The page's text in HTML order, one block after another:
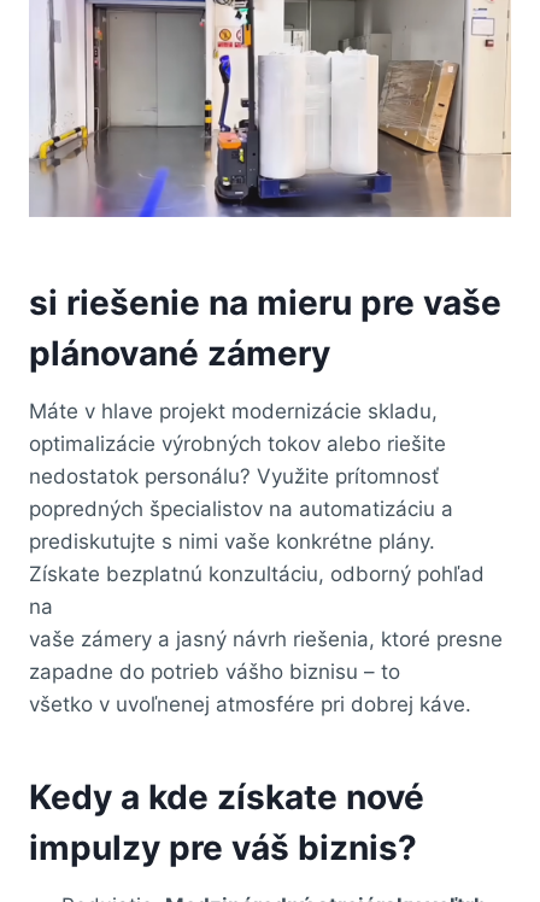
si riešenie na mieru pre vaše
plánované zámery
Máte v hlave projekt modernizácie skladu,
optimalizácie výrobných tokov alebo riešite
nedostatok personálu? Využite prítomnosť
popredných špecialistov na automatizáciu a
prediskutujte s nimi vaše konkrétne plány.
Získate bezplatnú konzultáciu, odborný pohľad
na
vaše zámery a jasný návrh riešenia, ktoré presne
zapadne do potrieb vášho biznisu – to
všetko v uvoľnenej atmosfére pri dobrej káve.
Kedy a kde získate nové
impulzy pre váš biznis?